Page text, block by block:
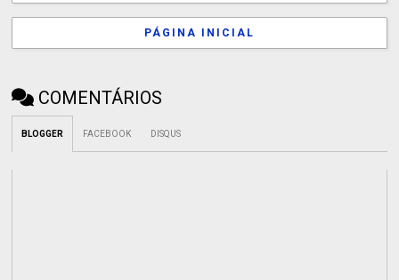
PÁGINA INICIAL
COMENTÁRIOS
BLOGGER FACEBOOK DISQUS